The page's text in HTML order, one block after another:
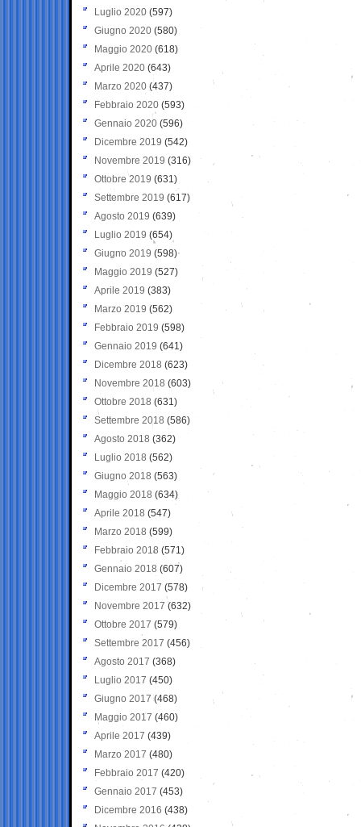
Luglio 2020 (597)
Giugno 2020 (580)
Maggio 2020 (618)
Aprile 2020 (643)
Marzo 2020 (437)
Febbraio 2020 (593)
Gennaio 2020 (596)
Dicembre 2019 (542)
Novembre 2019 (316)
Ottobre 2019 (631)
Settembre 2019 (617)
Agosto 2019 (639)
Luglio 2019 (654)
Giugno 2019 (598)
Maggio 2019 (527)
Aprile 2019 (383)
Marzo 2019 (562)
Febbraio 2019 (598)
Gennaio 2019 (641)
Dicembre 2018 (623)
Novembre 2018 (603)
Ottobre 2018 (631)
Settembre 2018 (586)
Agosto 2018 (362)
Luglio 2018 (562)
Giugno 2018 (563)
Maggio 2018 (634)
Aprile 2018 (547)
Marzo 2018 (599)
Febbraio 2018 (571)
Gennaio 2018 (607)
Dicembre 2017 (578)
Novembre 2017 (632)
Ottobre 2017 (579)
Settembre 2017 (456)
Agosto 2017 (368)
Luglio 2017 (450)
Giugno 2017 (468)
Maggio 2017 (460)
Aprile 2017 (439)
Marzo 2017 (480)
Febbraio 2017 (420)
Gennaio 2017 (453)
Dicembre 2016 (438)